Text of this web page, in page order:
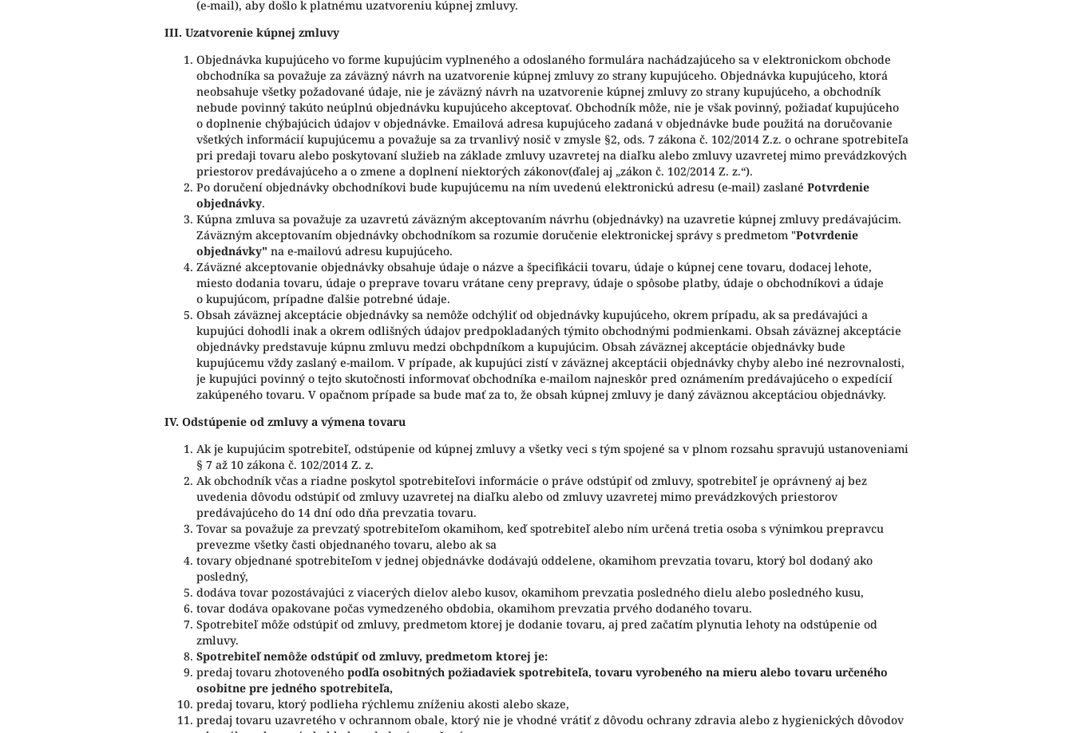
(e-mail), aby došlo k platnému uzatvoreniu kúpnej zmluvy.
III. Uzatvorenie kúpnej zmluvy
Objednávka kupujúceho vo forme kupujúcim vyplneného a odoslaného formulára nachádzajúceho sa v elektronickom obchode
obchodníka sa považuje za záväzný návrh na uzatvorenie kúpnej zmluvy zo strany kupujúceho. Objednávka kupujúceho, ktorá
neobsahuje všetky požadované údaje, nie je záväzný návrh na uzatvorenie kúpnej zmluvy zo strany kupujúceho, a obchodník
nebude povinný takúto neúplnú objednávku kupujúceho akceptovať. Obchodník môže, nie je však povinný, požiadať kupujúceho
o doplnenie chýbajúcich údajov v objednávke. Emailová adresa kupujúceho zadaná v objednávke bude použitá na doručovanie
všetkých informácií kupujúcemu a považuje sa za trvanlivý nosič v zmysle §2, ods. 7 zákona č. 102/2014 Z.z. o ochrane spotrebiteľa
pri predaji tovaru alebo poskytovaní služieb na základe zmluvy uzavretej na diaľku alebo zmluvy uzavretej mimo prevádzkových
priestorov predávajúceho a o zmene a doplnení niektorých zákonov(ďalej aj „zákon č. 102/2014 Z. z.“).
Po doručení objednávky obchodníkovi bude kupujúcemu na ním uvedenú elektronickú adresu (e-mail) zaslané Potvrdenie
objednávky.
Kúpna zmluva sa považuje za uzavretú záväzným akceptovaním návrhu (objednávky) na uzavretie kúpnej zmluvy predávajúcim.
Záväzným akceptovaním objednávky obchodníkom sa rozumie doručenie elektronickej správy s predmetom "Potvrdenie
objednávky" na e-mailovú adresu kupujúceho.
Záväzné akceptovanie objednávky obsahuje údaje o názve a špecifikácii tovaru, údaje o kúpnej cene tovaru, dodacej lehote,
miesto dodania tovaru, údaje o preprave tovaru vrátane ceny prepravy, údaje o spôsobe platby, údaje o obchodníkovi a údaje
o kupujúcom, prípadne ďalšie potrebné údaje.
Obsah záväznej akceptácie objednávky sa nemôže odchýliť od objednávky kupujúceho, okrem prípadu, ak sa predávajúci a
kupujúci dohodli inak a okrem odlišných údajov predpokladaných týmito obchodnými podmienkami. Obsah záväznej akceptácie
objednávky predstavuje kúpnu zmluvu medzi obchpdníkom a kupujúcim. Obsah záväznej akceptácie objednávky bude
kupujúcemu vždy zaslaný e-mailom. V prípade, ak kupujúci zistí v záväznej akceptácii objednávky chyby alebo iné nezrovnalosti,
je kupujúci povinný o tejto skutočnosti informovať obchodníka e-mailom najneskôr pred oznámením predávajúceho o expedícií
zakúpeného tovaru. V opačnom prípade sa bude mať za to, že obsah kúpnej zmluvy je daný záväznou akceptáciou objednávky.
IV. Odstúpenie od zmluvy a výmena tovaru
Ak je kupujúcim spotrebiteľ, odstúpenie od kúpnej zmluvy a všetky veci s tým spojené sa v plnom rozsahu spravujú ustanoveniami
§ 7 až 10 zákona č. 102/2014 Z. z.
Ak obchodník včas a riadne poskytol spotrebiteľovi informácie o práve odstúpiť od zmluvy, spotrebiteľ je oprávnený aj bez
uvedenia dôvodu odstúpiť od zmluvy uzavretej na diaľku alebo od zmluvy uzavretej mimo prevádzkových priestorov
predávajúceho do 14 dní odo dňa prevzatia tovaru.
Tovar sa považuje za prevzatý spotrebiteľom okamihom, keď spotrebiteľ alebo ním určená tretia osoba s výnimkou prepravcu
prevezme všetky časti objednaného tovaru, alebo ak sa
tovary objednané spotrebiteľom v jednej objednávke dodávajú oddelene, okamihom prevzatia tovaru, ktorý bol dodaný ako
posledný,
dodáva tovar pozostávajúci z viacerých dielov alebo kusov, okamihom prevzatia posledného dielu alebo posledného kusu,
tovar dodáva opakovane počas vymedzeného obdobia, okamihom prevzatia prvého dodaného tovaru.
Spotrebiteľ môže odstúpiť od zmluvy, predmetom ktorej je dodanie tovaru, aj pred začatím plynutia lehoty na odstúpenie od
zmluvy.
Spotrebiteľ nemôže odstúpiť od zmluvy, predmetom ktorej je:
predaj tovaru zhotoveného podľa osobitných požiadaviek spotrebiteľa, tovaru vyrobeného na mieru alebo tovaru určeného
osobitne pre jedného spotrebiteľa,
predaj tovaru, ktorý podlieha rýchlemu zníženiu akosti alebo skaze,
predaj tovaru uzavretého v ochrannom obale, ktorý nie je vhodné vrátiť z dôvodu ochrany zdravia alebo z hygienických dôvodov